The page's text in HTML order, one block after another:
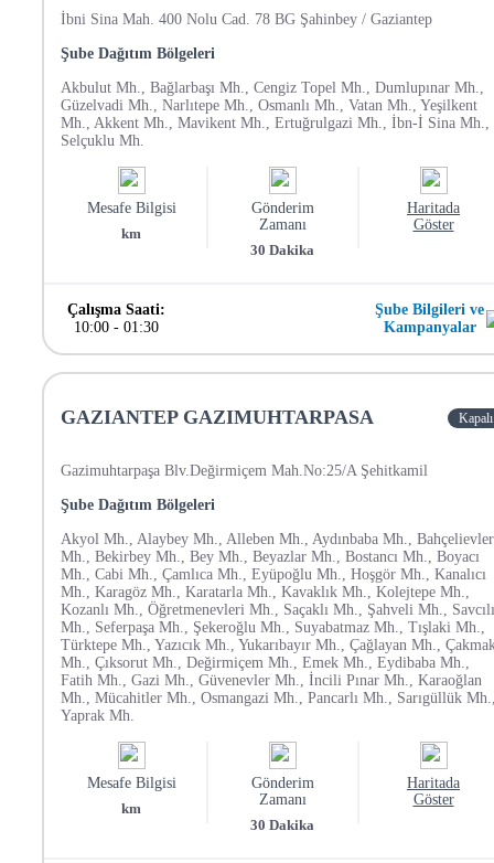
İbni Sina Mah. 400 Nolu Cad. 78 BG Şahinbey / Gaziantep
Şube Dağıtım Bölgeleri
Akbulut Mh., Bağlarbaşı Mh., Cengiz Topel Mh., Dumlupınar Mh.,
Güzelvadi Mh., Narlıtepe Mh., Osmanlı Mh., Vatan Mh., Yeşilkent
Mh., Akkent Mh., Mavikent Mh., Ertuğrulgazi Mh., İbn-İ Sina Mh.,
Selçuklu Mh.
Mesafe Bilgisi
km
Gönderim
Zamanı
30 Dakika
Haritada
Göster
Çalışma Saati:
10:00- 01:30
Şube Bilgileri ve
Kampanyalar
GAZIANTEP GAZIMUHTARPASA Kapalı
Gazimuhtarpaşa Blv.Değirmiçem Mah.No:25/A Şehitkamil
Şube Dağıtım Bölgeleri
Akyol Mh., Alaybey Mh., Alleben Mh., Aydınbaba Mh., Bahçelievler
Mh., Bekirbey Mh., Bey Mh., Beyazlar Mh., Bostancı Mh., Boyacı
Mh., Cabi Mh., Çamlıca Mh., Eyüpoğlu Mh., Hoşgör Mh., Kanalıcı
Mh., Karagöz Mh., Karatarla Mh., Kavaklık Mh., Kolejtepe Mh.,
Kozanlı Mh., Öğretmenevleri Mh., Saçaklı Mh., Şahveli Mh., Savcılı
Mh., Seferpaşa Mh., Şekeroğlu Mh., Suyabatmaz Mh., Tışlaki Mh.,
Türktepe Mh., Yazıcık Mh., Yukarıbayır Mh., Çağlayan Mh.,
Mh., Çıksorut Mh., Değirmiçem Mh., Emek Mh., Eydibaba Mh.,
Fatih Mh., Gazi Mh., Güvenevler Mh., İncili Pınar Mh., Karaoğlan
Mh., Mücahitler Mh., Osmangazi Mh., Pancarlı Mh., Sarıgüllük
Yaprak Mh.
Mesafe Bilgisi
km
Gönderim
Zamanı
30 Dakika
Haritada
Göster